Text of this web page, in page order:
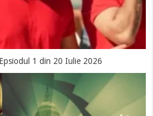
1 din 20 Iulie 2026